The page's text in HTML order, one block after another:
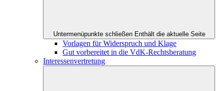
Untermenüpunkte schließen Enthält die aktuelle Seite
Vorlagen für Widerspruch und Klage
Gut vorbereitet in die VdK-Rechtsberatung
Interessenvertretung